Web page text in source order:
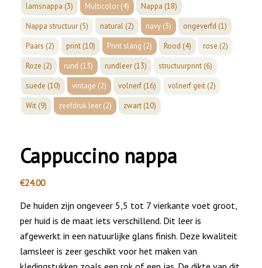
lamsnappa (3) Multicolor(4) Nappa (18)
Nappa structuur(5) natural(2) navy(3) ongeverfd (1)
Paars (2) print(10) Print slang (2) Rood (4) rose (2)
Roze (2) rund (13) rundleer(13) structuurprint(6)
suede (10) vintage (2) volnerf(16) volnerf geit(2)
Wit(9) zeefdruk leer(2) zwart(10)
Cappuccino nappa
€24.00
De huiden zijn ongeveer 5,5 tot 7 vierkante voet groot,
per huid is de maat iets verschillend. Dit leer is
afgewerkt in een natuurlijke glans finish. Deze kwaliteit
lamsleer is zeer geschikt voor het maken van